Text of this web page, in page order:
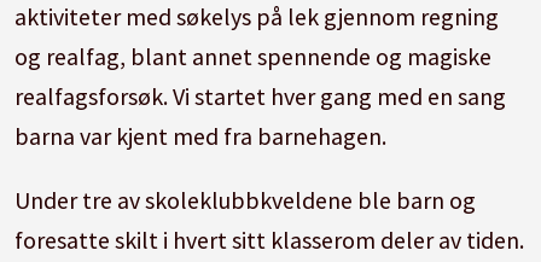
aktiviteter med søkelys på lek gjennom regning
og realfag, blant annet spennende og magiske
realfagsforsøk. Vi startet hver gang med en sang
barna var kjent med fra barnehagen.
Under tre av skoleklubbkveldene ble barn og
foresatte skilt i hvert sitt klasserom deler av tiden.